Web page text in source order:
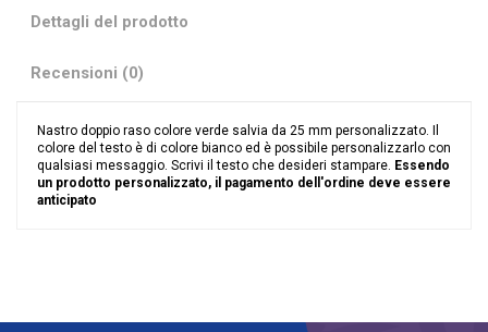
Dettagli del prodotto
Recensioni (0)
Nastro doppio raso colore verde salvia da 25 mm personalizzato. Il
colore del testo è di colore bianco ed è possibile personalizzarlo con
qualsiasi messaggio. Scrivi il testo che desideri stampare. Essendo
un prodotto personalizzato, il pagamento dell'ordine deve essere
anticipato